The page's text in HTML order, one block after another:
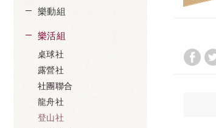
樂動組
樂活組
桌球社
露營社
社團聯合
龍舟社
登山社